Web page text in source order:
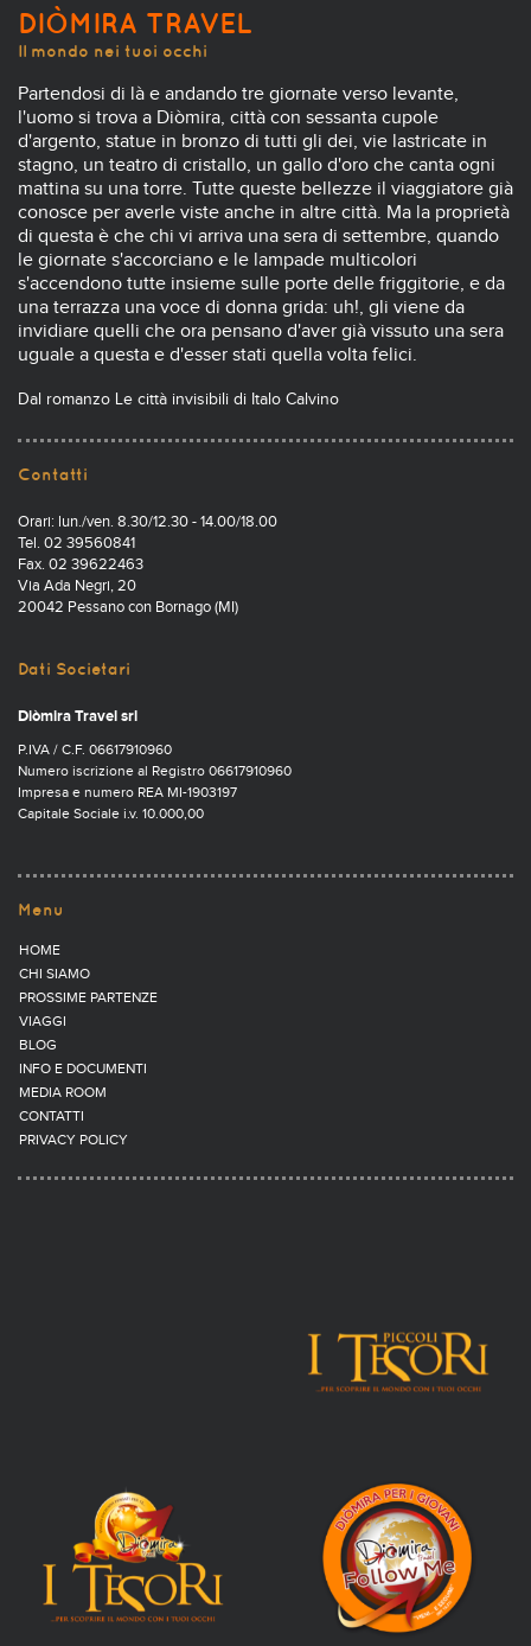
DIÒMIRA TRAVEL
Il mondo nei tuoi occhi
Partendosi di là e andando tre giornate verso levante,
l'uomo si trova a Diòmira, città con sessanta cupole
d'argento, statue in bronzo di tutti gli dei, vie lastricate in
stagno, un teatro di cristallo, un gallo d'oro che canta ogni
mattina su una torre. Tutte queste bellezze il viaggiatore già
conosce per averle viste anche in altre città. Ma la proprietà
di questa è che chi vi arriva una sera di settembre, quando
le giornate s'accorciano e le lampade multicolori
s'accendono tutte insieme sulle porte delle friggitorie, e da
una terrazza una voce di donna grida: uh!, gli viene da
invidiare quelli che ora pensano d'aver già vissuto una sera
uguale a questa e d'esser stati quella volta felici.
Dal romanzo Le città invisibili di Italo Calvino
Contatti
Orari: lun./ven. 8.30/12.30 - 14.00/18.00
Tel. 02 39560841
Fax. 02 39622463
Via Ada Negri, 20
20042 Pessano con Bornago (MI)
Dati Societari
Diòmira Travel srl
P.IVA / C.F. 06617910960
Numero iscrizione al Registro 06617910960
Impresa e numero REA MI-1903197
Capitale Sociale i.v. 10.000,00
Menu
HOME
CHI SIAMO
PROSSIME PARTENZE
VIAGGI
BLOG
INFO E DOCUMENTI
MEDIA ROOM
CONTATTI
PRIVACY POLICY